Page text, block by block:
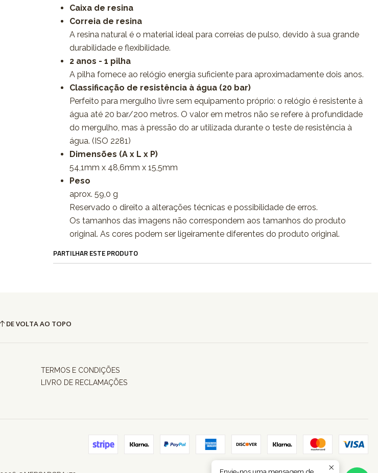
Caixa de resina
Correia de resina
A resina natural é o material ideal para correias de pulso, devido à sua grande
durabilidade e flexibilidade.
2 anos - 1 pilha
A pilha fornece ao relógio energia suficiente para aproximadamente dois anos.
Classificação de resistência à água (20 bar)
Perfeito para mergulho livre sem equipamento próprio: o relógio é resistente à
água até 20 bar/200 metros. O valor em metros não se refere à profundidade
do mergulho, mas à pressão do ar utilizada durante o teste de resistência à
água. (ISO 2281)
Dimensões (A x L x P)
54,1mm x 48,6mm x 15,5mm
Peso
aprox. 59,0 g
Reservado o direito a alterações técnicas e possibilidade de erros.
Os tamanhos das imagens não correspondem aos tamanhos do produto
original. As cores podem ser ligeiramente diferentes do produto original.
PARTILHAR ESTE PRODUTO
DE VOLTA AO TOPO
TERMOS E CONDIÇÕES
LIVRO DE RECLAMAÇÕES